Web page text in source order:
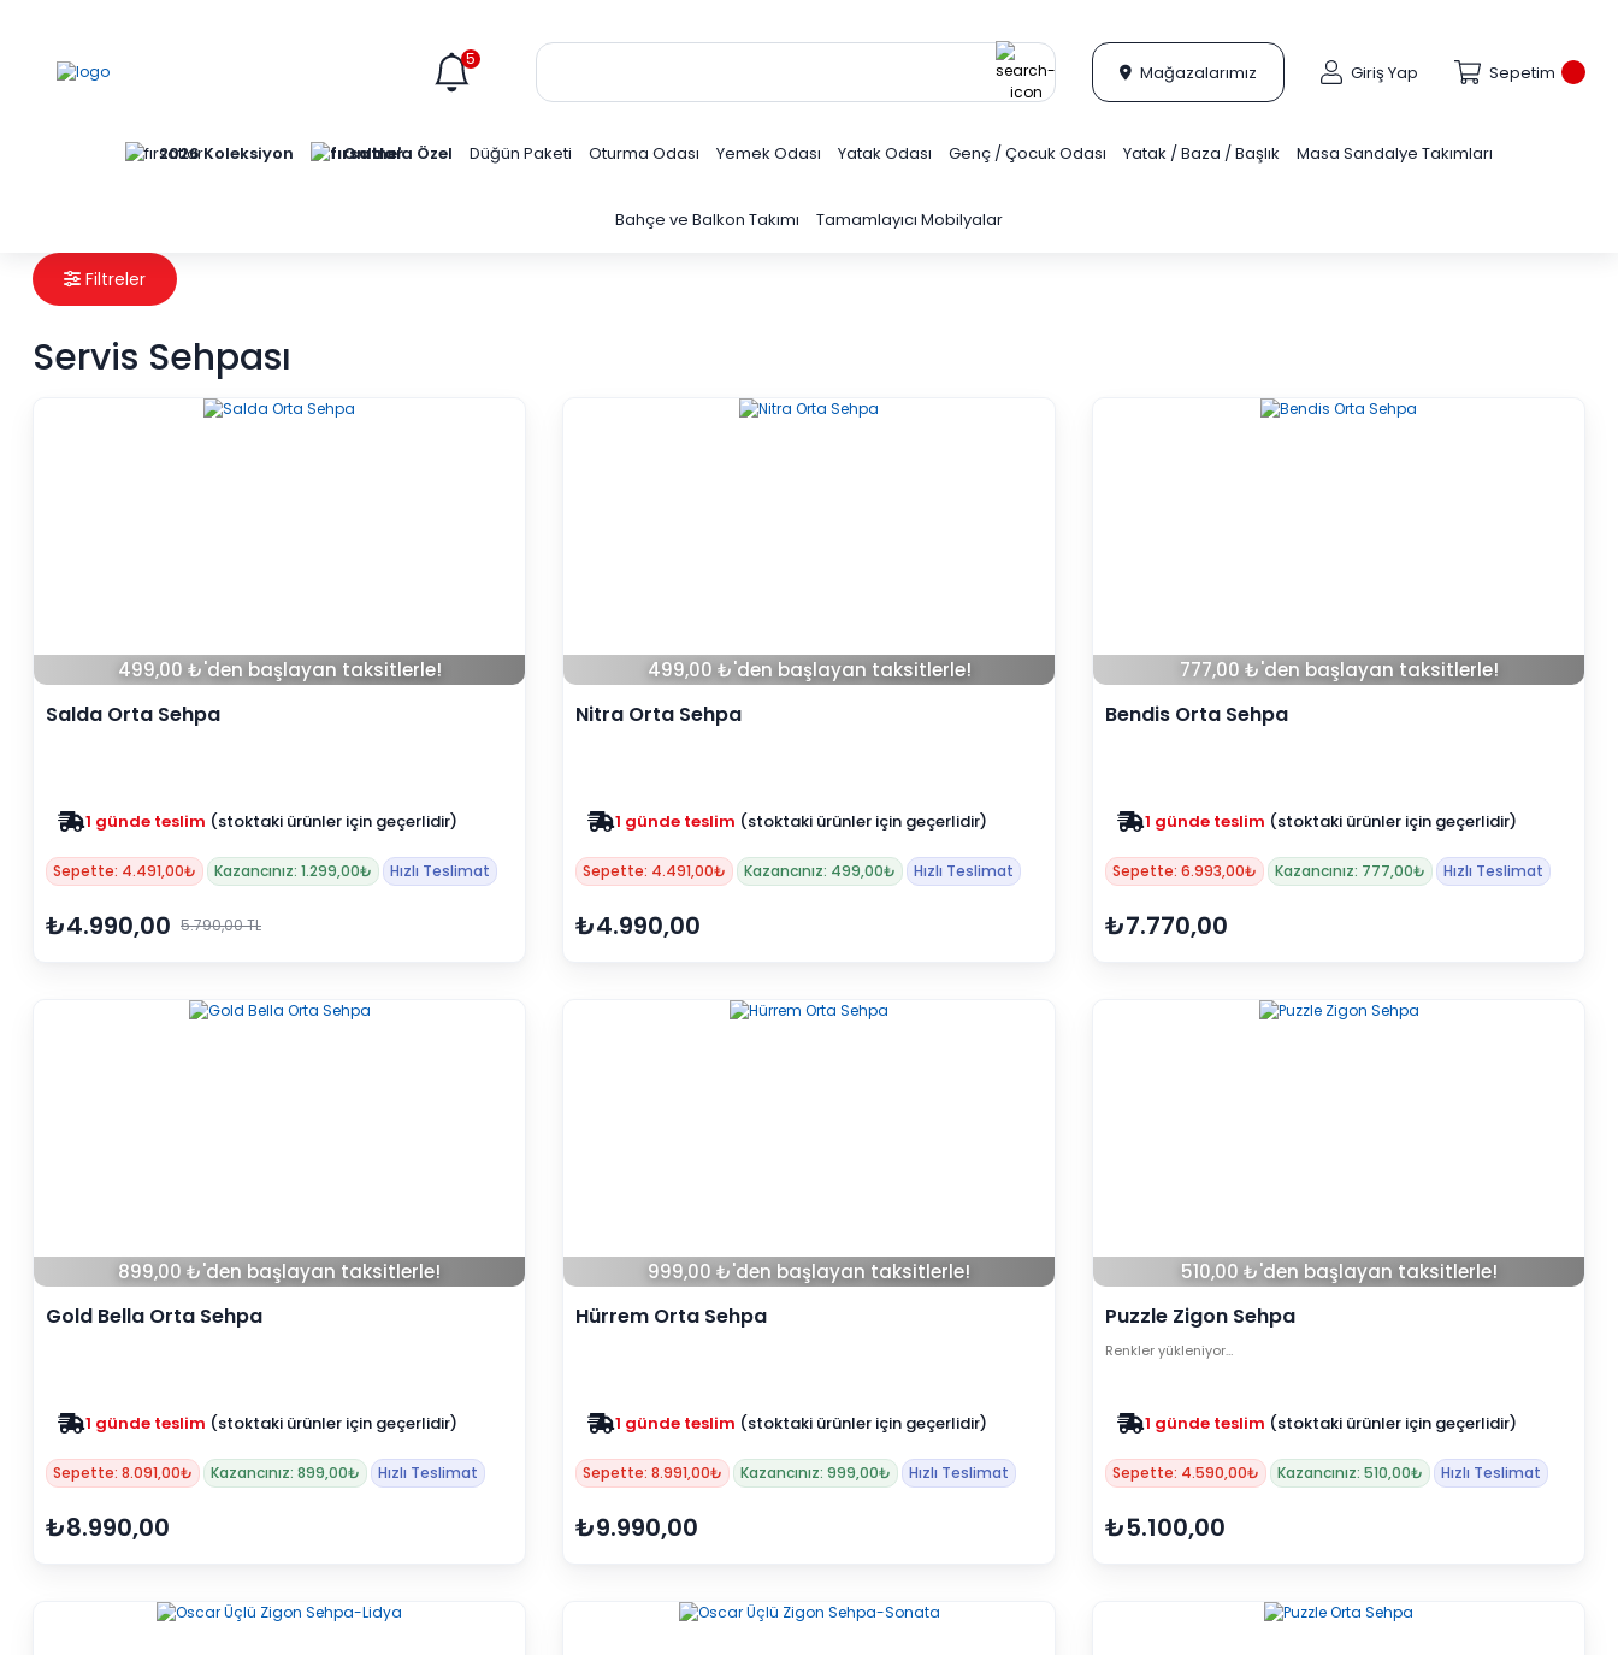
5
Mağazalarımız Giriş Yap Sepetim
2026 Koleksiyon Online'a Özel Düğün Paketi Oturma Odası Yemek Odası Yatak Odası Genç / Çocuk Odası Yatak / Baza / Başlık Masa Sandalye Takımları
Bahçe ve Balkon Takımı Tamamlayıcı Mobilyalar
Filtreler
Servis Sehpası
499,00 ₺'den başlayan taksitlerle!
Salda Orta Sehpa
Zam yok 2025 fiyatları devam ediyor
Sepette: 4.491,00₺ Kazancınız: 1.299,00₺ Hızlı Teslimat
₺4.990,00 5.790,00 TL
499,00 ₺'den başlayan taksitlerle!
Nitra Orta Sehpa
Zam yok 2025 fiyatları devam ediyor
Sepette: 4.491,00₺ Kazancınız: 499,00₺ Hızlı Teslimat
₺4.990,00
777,00 ₺'den başlayan taksitlerle!
Bendis Orta Sehpa
Zam yok 2025 fiyatları devam ediyor
Sepette: 6.993,00₺ Kazancınız: 777,00₺ Hızlı Teslimat
₺7.770,00
899,00 ₺'den başlayan taksitlerle!
Gold Bella Orta Sehpa
Zam yok 2025 fiyatları devam ediyor
Sepette: 8.091,00₺ Kazancınız: 899,00₺ Hızlı Teslimat
₺8.990,00
999,00 ₺'den başlayan taksitlerle!
Hürrem Orta Sehpa
Zam yok 2025 fiyatları devam ediyor
Sepette: 8.991,00₺ Kazancınız: 999,00₺ Hızlı Teslimat
₺9.990,00
510,00 ₺'den başlayan taksitlerle!
Puzzle Zigon Sehpa
Renkler yükleniyor…
Zam yok 2025 fiyatları devam ediyor
Sepette: 4.590,00₺ Kazancınız: 510,00₺ Hızlı Teslimat
₺5.100,00